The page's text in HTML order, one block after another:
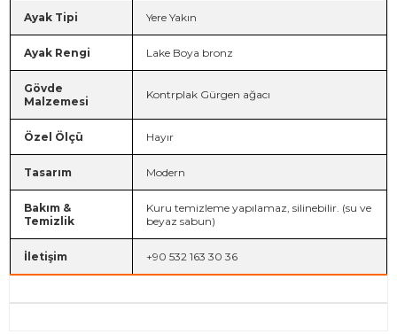
Ayak Tipi Yere Yakın
Ayak Rengi Lake Boya bronz
Gövde
Malzemesi
Kontrplak Gürgen ağacı
Özel Ölçü Hayır
Tasarım Modern
Bakım &
Temizlik
Kuru temizleme yapılamaz, silinebilir. (su ve
beyaz sabun)
İletişim +90 532 163 30 36